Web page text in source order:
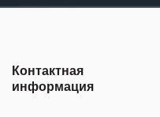
Контактная
информация